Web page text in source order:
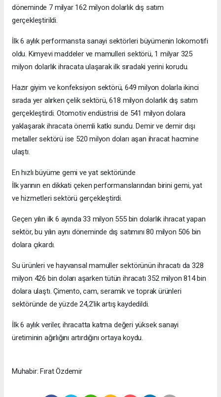
döneminde 7 milyar 162 milyon dolarlık dış satım
gerçekleştirildi.
İlk 6 aylık performansta sanayi sektörleri büyümenin lokomotifi
oldu. Kimyevi maddeler ve mamulleri sektörü, 1 milyar 325
milyon dolarlık ihracata ulaşarak ilk sıradaki yerini korudu.
Hazır giyim ve konfeksiyon sektörü, 649 milyon dolarla ikinci
sırada yer alırken çelik sektörü, 618 milyon dolarlık dış satım
gerçekleştirdi. Otomotiv endüstrisi de 541 milyon dolara
yaklaşarak ihracata önemli katkı sundu. Demir ve demir dışı
metaller sektörü ise 520 milyon doları aşan ihracat hacmine
ulaştı.
En hızlı büyüme gemi ve yat sektöründe
İlk yarının en dikkati çeken performanslarından birini gemi, yat
ve hizmetleri sektörü gerçekleştirdi.
Geçen yılın ilk 6 ayında 33 milyon 555 bin dolarlık ihracat yapan
sektör, bu yılın aynı döneminde dış satımını 80 milyon 506 bin
dolara çıkardı.
Su ürünleri ve hayvansal mamuller sektörünün ihracatı da 328
milyon 426 bin doları aşarken tütün ihracatı 352 milyon 814 bin
dolara ulaştı. Çimento, cam, seramik ve toprak ürünleri
sektöründe de yüzde 24,2'lik artış kaydedildi.
İlk 6 aylık veriler, ihracatta katma değeri yüksek sanayi
üretiminin ağırlığını artırdığını ortaya koydu.
Muhabir: Fırat Özdemir